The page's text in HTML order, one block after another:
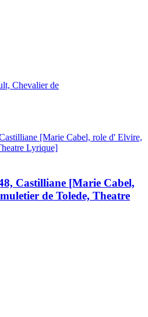
Chevalier de
Castilliane [Marie Cabel,
de Tolede, Theatre